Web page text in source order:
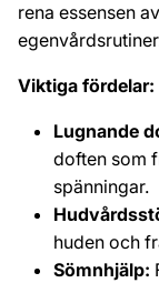
rena essensen
Viktiga fördelar:
Lugnande
doften som
spänningar.
huden och
Sömnhjälp: